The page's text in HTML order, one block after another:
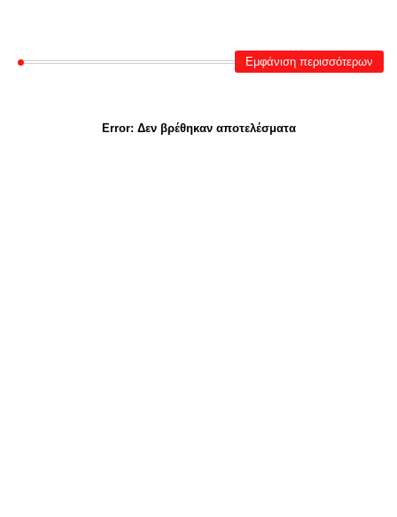
Εμφάνιση περισσότερων
Error: Δεν βρέθηκαν αποτελέσματα